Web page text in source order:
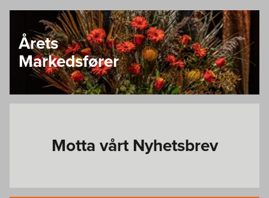
Årets
Markedsfører
Motta vårt Nyhetsbrev